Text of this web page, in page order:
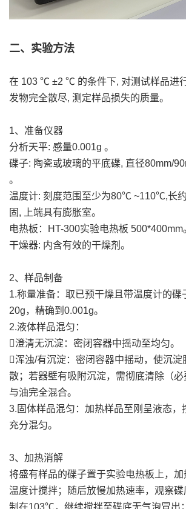
二、实验方法
在 103 ℃ ±2 ℃ 的条件下, 对测试样品进
发物完全散尽, 测定样品损失的质量。
1、准备仪器
分析天平: 感量0.001g 。
碟子: 陶瓷或玻璃的平底碟, 直径80mm/
。
温度计: 刻度范围至少为80℃ ~110℃,长
固, 上端具有膨胀室。
电热板：HT-300实验电热板 500*400mm
干燥器: 内含有效的干燥剂。
2、样品制备
1.称量准备：取已预干燥且带温度计的碟
20g，精确到0.001g。
2.液体样品混匀：
澄清无沉淀：密闭容器中摇动至均匀。
浑浊/有沉淀：密闭容器中摇动，使沉淀
散；若器壁有吸附沉淀，需彻底清除（
与油完全混合。
3.固体样品混匀：加热样品至刚呈液态，
充分混匀。
3、加热消解
将盛有样品的碟子置于实验电热板上，
温度计搅拌；随后放慢加热速率，观察